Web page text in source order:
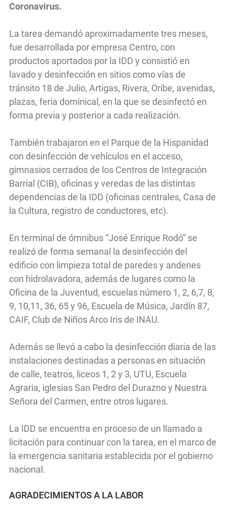
Coronavirus.
La tarea demandó aproximadamente tres meses,
fue desarrollada por empresa Centro, con
productos aportados por la IDD y consistió en
lavado y desinfección en sitios como vías de
tránsito 18 de Julio, Artigas, Rivera, Oribe, avenidas,
plazas, feria dominical, en la que se desinfectó en
forma previa y posterior a cada realización.
También trabajaron en el Parque de la Hispanidad
con desinfección de vehículos en el acceso,
gimnasios cerrados de los Centros de Integración
Barrial (CIB), oficinas y veredas de las distintas
dependencias de la IDD (oficinas centrales, Casa de
la Cultura, registro de conductores, etc).
En terminal de ómnibus “José Enrique Rodó” se
realizó de forma semanal la desinfección del
edificio con limpieza total de paredes y andenes
con hidrolavadora, además de lugares como la
Oficina de la Juventud, escuelas número 1, 2, 6,7, 8,
9, 10,11, 36, 65 y 96, Escuela de Música, Jardín 87,
CAIF, Club de Niños Arco Iris de INAU.
Además se llevó a cabo la desinfección diaria de las
instalaciones destinadas a personas en situación
de calle, teatros, liceos 1, 2 y 3, UTU, Escuela
Agraria, iglesias San Pedro del Durazno y Nuestra
Señora del Carmen, entre otros lugares.
La IDD se encuentra en proceso de un llamado a
licitación para continuar con la tarea, en el marco de
la emergencia sanitaria establecida por el gobierno
nacional.
AGRADECIMIENTOS A LA LABOR